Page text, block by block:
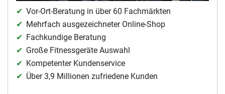
Vor-Ort-Beratung in über 60 Fachmärkten
Mehrfach ausgezeichneter Online-Shop
Fachkundige Beratung
Große Fitnessgeräte Auswahl
Kompetenter Kundenservice
Über 3,9 Millionen zufriedene Kunden